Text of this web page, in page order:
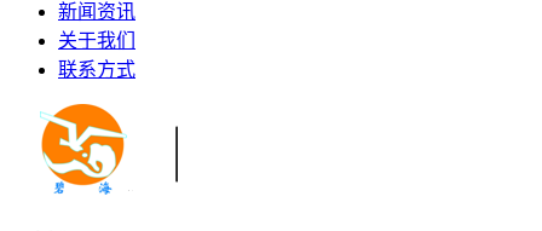
新闻资讯
关于我们
联系方式